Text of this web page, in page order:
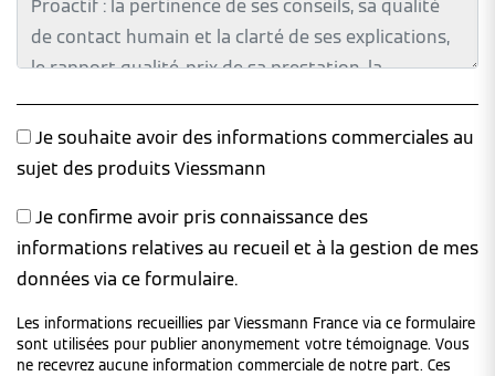
Je souhaite avoir des informations commerciales au
sujet des produits Viessmann
Je confirme avoir pris connaissance des
informations relatives au recueil et à la gestion de mes
données via ce formulaire.
Les informations recueillies par Viessmann France via ce formulaire
sont utilisées pour publier anonymement votre témoignage. Vous
ne recevrez aucune information commerciale de notre part. Ces